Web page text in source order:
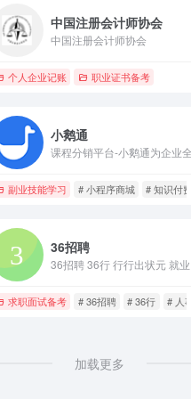
会计视野，注会，注税，注评，高会 #
中国注册会计师协会
中国注册会计师协会
个人企业记账 职业证书备考
小鹅通
副业技能学习 # 小程序商城 # 知识付费
业报告
36招聘
求职面试备考 # 36招聘 # 36行 # 人
加载更多